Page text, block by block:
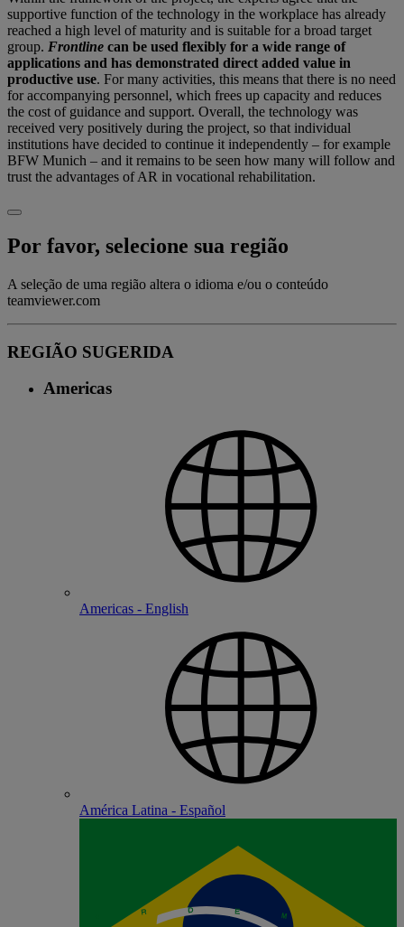
supportive function of the technology in the workplace has already
reached a high level of maturity and is suitable for a broad target
group. Frontline can be used flexibly for a wide range of
applications and has demonstrated direct added value in
productive use. For many activities, this means that there is no need
for accompanying personnel, which frees up capacity and reduces
the cost of guidance and support. Overall, the technology was
received very positively during the project, so that individual
institutions have decided to continue it independently – for example
BFW Munich – and it remains to be seen how many will follow and
trust the advantages of AR in vocational rehabilitation.
Por favor, selecione sua região
A seleção de uma região altera o idioma e/ou o conteúdo
teamviewer.com
REGIÃO SUGERIDA
Americas
Americas - English
América Latina - Español